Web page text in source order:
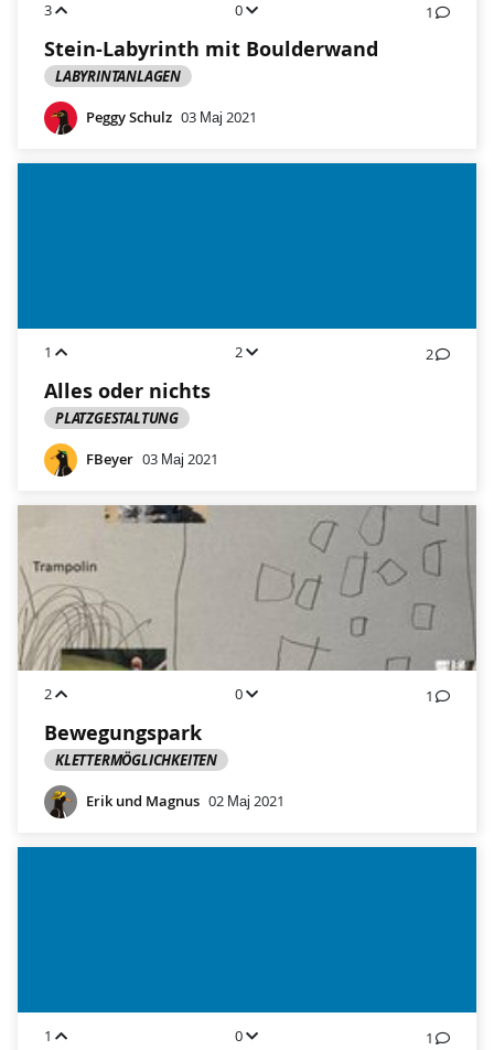
3 0 1
Stein-Labyrinth mit Boulderwand
LABYRINTANLAGEN
Peggy Schulz 03 Мај 2021
1 2 2
Alles oder nichts
PLATZGESTALTUNG
FBeyer 03 Мај 2021
2 0 1
Bewegungspark
KLETTERMÖGLICHKEITEN
Erik und Magnus 02 Мај 2021
1 0 1